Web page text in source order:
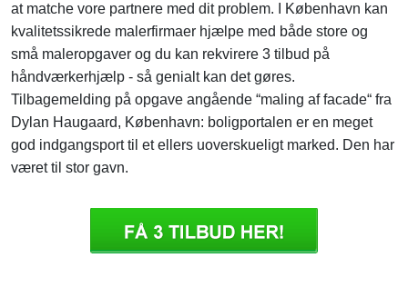
at matche vore partnere med dit problem. I København kan
kvalitetssikrede malerfirmaer hjælpe med både store og
små maleropgaver og du kan rekvirere 3 tilbud på
håndværkerhjælp - så genialt kan det gøres.
Tilbagemelding på opgave angående “maling af facade“ fra
Dylan Haugaard, København: boligportalen er en meget
god indgangsport til et ellers uoverskueligt marked. Den har
været til stor gavn.